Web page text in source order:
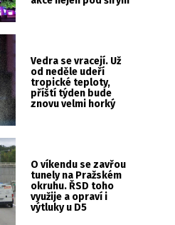
Vedra se vracejí. Už
od neděle udeří
tropické teploty,
příští týden bude
znovu velmi horký
O víkendu se zavřou
tunely na Pražském
okruhu. ŘSD toho
využije a opraví i
výtluky u D5